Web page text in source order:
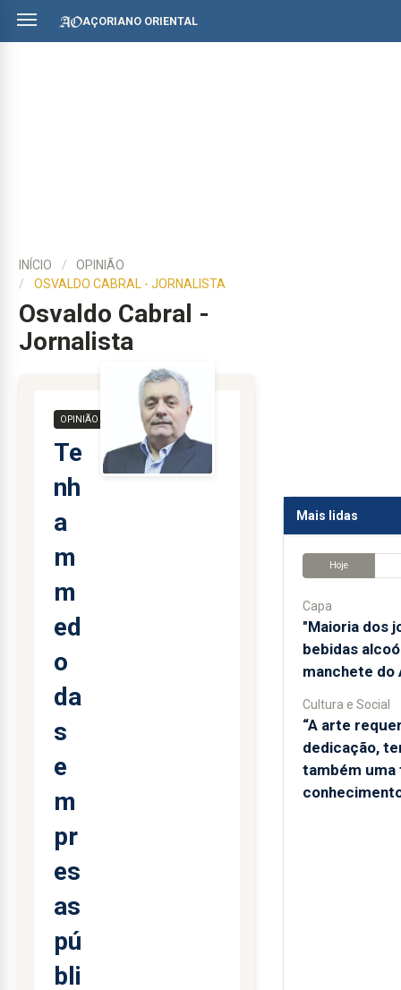
AÇORIANO ORIENTAL
INÍCIO
OPINIÃO
OSVALDO CABRAL - JORNALISTA
Osvaldo Cabral -
Jornalista
OPINIÃO
Te
nh
a
m
m
ed
o
da
s
e
m
pr
es
as
pú
bli
Mais lidas
Hoje
Capa
"Maioria dos
bebidas
manchete do
Cultura e Social
“A arte
dedicação,
também uma